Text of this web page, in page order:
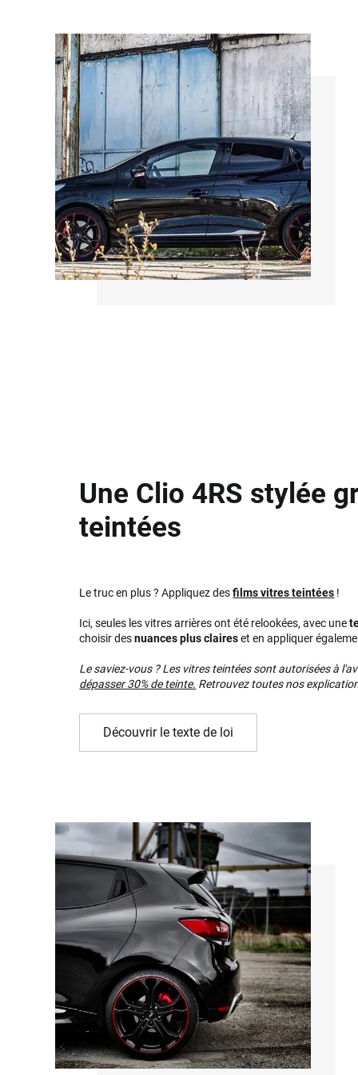
Une Clio 4RS stylée
teintées
Le truc en plus ? Appliquez desfilms vitres teintées !
Ici, seules les vitres arrières ont été relookées, avec une
choisir desnuances plus claireset en appliquer
Le saviez-vous ? Les vitres teintées sont autorisées à
dépasser 30% de teinte. Retrouvez toutes nos
Découvrir le texte de loi